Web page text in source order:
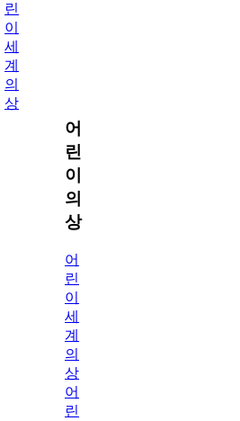
린
이
세
계
의
상
어
린
이
의
상
어
린
이
세
계
의
상
어
린